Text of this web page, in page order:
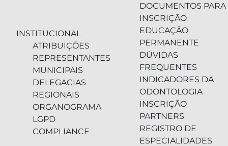
INSTITUCIONAL
ATRIBUIÇÕES
REPRESENTANTES
MUNICIPAIS
DELEGACIAS
REGIONAIS
ORGANOGRAMA
LGPD
COMPLIANCE
DOCUMENTOS PARA
INSCRIÇÃO
EDUCAÇÃO
PERMANENTE
DÚVIDAS
FREQUENTES
INDICADORES DA
ODONTOLOGIA
INSCRIÇÃO
PARTNERS
REGISTRO DE
ESPECIALIDADES